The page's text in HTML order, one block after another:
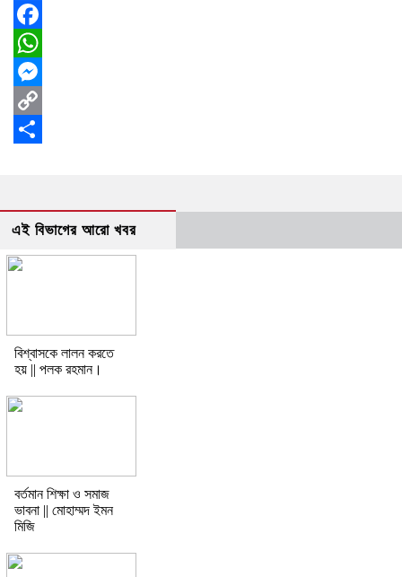
Facebook
WhatsApp
Messenger
Copy
এই বিভাগের আরো খবর
বিশ্বাসকে লালন করতে
হয় || পলক রহমান।
বর্তমান শিক্ষা ও সমাজ
ভাবনা || মোহাম্মদ ইমন
মিজি